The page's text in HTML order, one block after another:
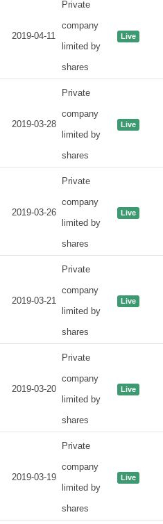
2019-04-11
Private
company
limited by
shares
Live
2019-03-28
Private
company
limited by
shares
Live
2019-03-26
Private
company
limited by
shares
Live
2019-03-21
Private
company
limited by
shares
Live
2019-03-20
Private
company
limited by
shares
Live
2019-03-19
Private
company
limited by
shares
Live